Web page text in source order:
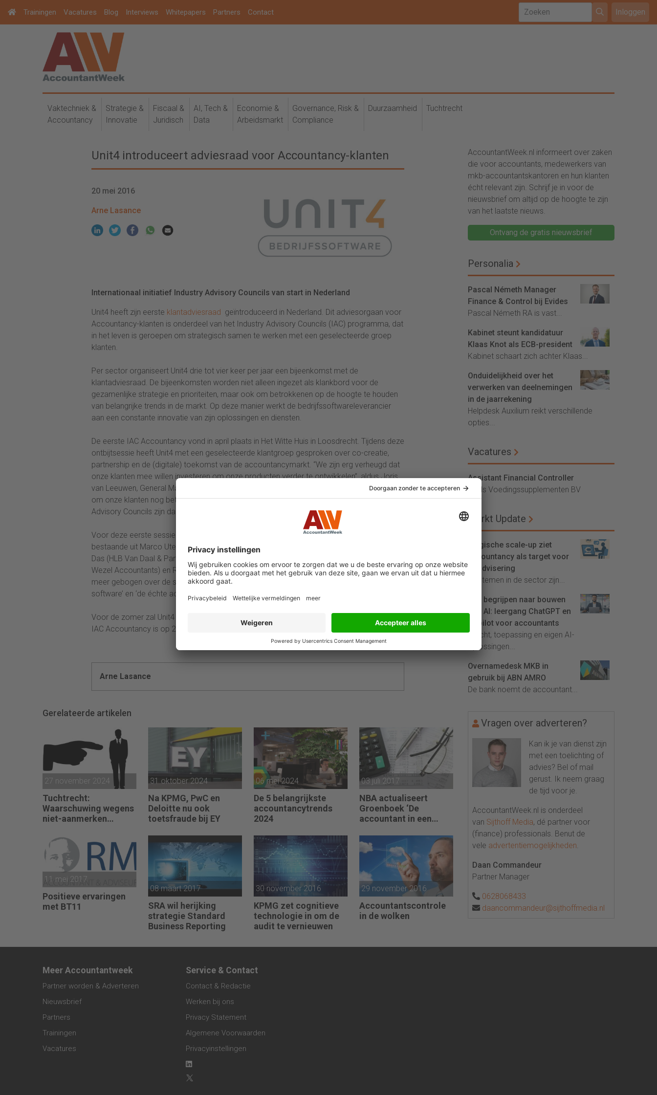
Trainingen Vacatures Blog Interviews Whitepapers Partners Contact Inloggen
Vaktechniek &
Accountancy
Strategie &
Innovatie
Fiscaal &
Juridisch
AI, Tech &
Data
Economie &
Arbeidsmarkt
Governance, Risk &
Compliance
Duurzaamheid Tuchtrecht
Unit4 introduceert adviesraad voor Accountancy-klanten
20 mei 2016
Arne Lasance
Internationaal initiatief Industry Advisory Councils van start in Nederland
Unit4 heeft zijn eerste klantadviesraad geïntroduceerd in Nederland. Dit adviesorgaan voor
Accountancy-klanten is onderdeel van het Industry Advisory Councils (IAC) programma, dat
in het leven is geroepen om strategisch samen te werken met een geselecteerde groep
klanten.
Per sector organiseert Unit4 drie tot vier keer per jaar een bijeenkomst met de
klantadviesraad. De bijeenkomsten worden niet alleen ingezet als klankbord voor de
gezamenlijke strategie en prioriteiten, maar ook om betrokkenen op de hoogte te houden
van belangrijke trends in de markt. Op deze manier werkt de bedrijfssoftwareleverancier
aan een constante innovatie van zijn oplossingen en diensten.
De eerste IAC Accountancy vond in april plaats in Het Witte Huis in Loosdrecht. Tijdens deze
ontbijtsessie heeft Unit4 met een geselecteerde klantgroep gesproken over co-creatie,
partnership en de (digitale) toekomst van de accountancymarkt. “We zijn erg verheugd dat
onze klanten mee willen investeren om onze producten verder te ontwikkelen”, aldus Joris
van Leeuwen, General Manager bij Unit4. “Innovatie is geen doel op zich, maar een middel
om onze klanten nog beter te bedienen met onze producten en diensten. Deze Industry
Advisory Councils zijn daar onmisbaar voor.”
Voor deze eerste sessie nodigde Unit4 een speciaal geselecteerde groep accountants uit,
bestaande uit Marco Utermark (DRV Accountants & Adviseurs), Peter Verzaal (EY), Sjack
Das (HLB Van Daal & Partners), Vincent van Otterloo (KAB Accountants), Wilbert Star (Van
Wezel Accountants) en Robert Molenaar (Witlox van den Boomen). Zij hebben zich onder
meer gebogen over de stellingen ‘co-creatie is essentieel voor succesvolle nieuwe
software’ en ‘de échte accountant wordt nooit adviseur’.
Voor de zomer zal Unit4 adviesraden in het leven roepen in andere sectoren. De tweede
IAC Accountancy is op 24 mei gepland.
Arne Lasance
Gerelateerde artikelen
27 november 2024
Tuchtrecht:
Waarschuwing wegens
niet-aanmerken
‘significante
aangelegenheid’
31 oktober 2024
Na KPMG, PwC en
Deloitte nu ook
toetsfraude bij EY
06 mei 2024
De 5 belangrijkste
accountancytrends
2024
03 juli 2017
NBA actualiseert
Groenboek ‘De
accountant in een
11 mei 2017
Positieve ervaringen
met BT11
08 maart 2017
SRA wil herijking
strategie Standard
Business Reporting
30 november 2016
KPMG zet cognitieve
technologie in om de
audit te vernieuwen
29 november 2016
Accountantscontrole
in de wolken
AccountantWeek.nl informeert over zaken
die voor accountants, medewerkers van
mkb-accountantskantoren en hun klanten
écht relevant zijn. Schrijf je in voor de
nieuwsbrief om altijd op de hoogte te zijn
van het laatste nieuws.
Ontvang de gratis nieuwsbrief
Personalia
Pascal Németh Manager
Finance & Control bij Evides
Pascal Németh RA is vast...
Kabinet steunt kandidatuur
Klaas Knot als ECB-president
Kabinet schaart zich achter Klaas...
Onduidelijkheid over het
verwerken van deelnemingen
in de jaarrekening
Helpdesk Auxilium reikt verschillende
opties...
Vacatures
Assistant Financial Controller
Vitals Voedingssupplementen BV
Markt Update
Belgische scale-up ziet
accountancy als target voor
AI-advisering
'Systemen in de sector zijn...
Van begrijpen naar bouwen
met AI: leergang ChatGPT en
Copilot voor accountants
Inzicht, toepassing en eigen AI-
oplossingen...
Overnamedesk MKB in
gebruik bij ABN AMRO
De bank noemt de accountant...
Vragen over adverteren?
Kan ik je van dienst zijn
met een toelichting of
advies? Bel of mail
gerust. Ik neem graag
de tijd voor je.
AccountantWeek.nl is onderdeel
van Sijthoff Media, dé partner voor
(finance) professionals. Benut de
vele advertentiemogelijkheden.
Daan Commandeur
Partner Manager
0628068433
daancommandeur@sijthoffmedia.nl
Meer Accountantweek
Partner worden & Adverteren
Nieuwsbrief
Partners
Trainingen
Vacatures
Service & Contact
Contact & Redactie
Werken bij ons
Privacy Statement
Algemene Voorwaarden
Privacyinstellingen